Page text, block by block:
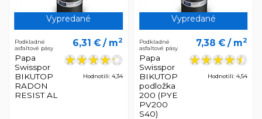
Vypredané
Podkladné
asfaltové pásy
Papa
Swisspor
BIKUTOP
RADON
RESIST AL
6,31 € / m2
Hodnotili: 4,34
Vypredané
Podkladné
asfaltové pásy
Papa
Swisspor
BIKUTOP
podložka
200 (PYE
PV200
S40)
7,38 € / m2
Hodnotili: 4,54